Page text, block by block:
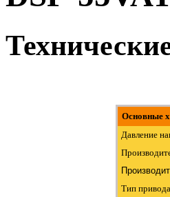
Основные
Давление
Тип привода